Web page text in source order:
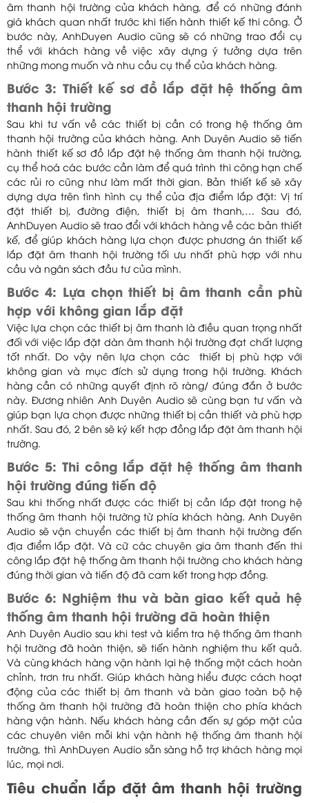
âm thanh hội trường của khách hàng, để có những đánh
giá khách quan nhất trước khi tiến hành thiết kế thi công. Ở
bước này, AnhDuyen Audio cũng sẽ có những trao đổi cụ
thể với khách hàng về việc xây dựng ý tưởng dựa trên
những mong muốn và nhu cầu cụ thể của khách hàng.
Bước 3: Thiết kế sơ đồ lắp đặt hệ thống âm
thanh hội trường
Sau khi tư vấn về các thiết bị cần có trong hệ thống âm
thanh hội trường của khách hàng. Anh Duyên Audio sẽ tiến
hành thiết kế sơ đồ lắp đặt hệ thống âm thanh hội trường,
cụ thể hoá các bước cần làm để quá trình thi công hạn chế
các rủi ro cũng như làm mất thời gian. Bản thiết kế sẽ xây
dựng dựa trên tình hình cụ thể của địa điểm lắp đặt: Vị trí
đặt thiết bị, đường điện, thiết bị âm thanh,… Sau đó,
AnhDuyen Audio sẽ trao đổi với khách hàng về các bản thiết
kế, để giúp khách hàng lựa chọn được phương án thiết kế
lắp đặt âm thanh hội trường tối ưu nhất phù hợp với nhu
cầu và ngân sách đầu tư của mình.
Bước 4: Lựa chọn thiết bị âm thanh cần phù
hợp với không gian lắp đặt
Việc lựa chọn các thiết bị âm thanh là điều quan trọng nhất
đối với việc lắp đặt dàn âm thanh hội trường đạt chất lượng
tốt nhất. Do vậy nên lựa chọn các thiết bị phù hợp với
không gian và mục đích sử dụng trong hội trường. Khách
hàng cần có những quyết định rõ ràng/ đúng đắn ở bước
này. Đương nhiên Anh Duyên Audio sẽ cùng bạn tư vấn và
giúp bạn lựa chọn được những thiết bị cần thiết và phù hợp
nhất. Sau đó, 2 bên sẽ ký kết hợp đồng lắp đặt âm thanh hội
trường.
Bước 5: Thi công lắp đặt hệ thống âm thanh
hội trường đúng tiến độ
Sau khi thống nhất được các thiết bị cần lắp đặt trong hệ
thống âm thanh hội trường từ phía khách hàng. Anh Duyên
Audio sẽ vận chuyển các thiết bị âm thanh hội trường đến
địa điểm lắp đặt. Và cữ các chuyên gia âm thanh đến thi
công lắp đặt hệ thống âm thanh hội trường cho khách hàng
đúng thời gian và tiến độ đã cam kết trong hợp đồng.
Bước 6: Nghiệm thu và bàn giao kết quả hệ
thống âm thanh hội trường đã hoàn thiện
Anh Duyên Audio sau khi test và kiểm tra hệ thống âm thanh
hội trường đã hoàn thiện, sẽ tiến hành nghiệm thu kết quả.
Và cùng khách hàng vận hành lại hệ thống một cách hoàn
chỉnh, trơn tru nhất. Giúp khách hàng hiểu được cách hoạt
động của các thiết bị âm thanh và bàn giao toàn bộ hệ
thống âm thanh hội trường đã hoàn thiện cho phía khách
hàng vận hành. Nếu khách hàng cần đến sự góp mặt của
các chuyên viên mỗi khi vận hành hệ thống âm thanh hội
trường, thì AnhDuyen Audio sẵn sàng hỗ trợ khách hàng mọi
lúc, mọi nơi.
Tiêu chuẩn lắp đặt âm thanh hội trường